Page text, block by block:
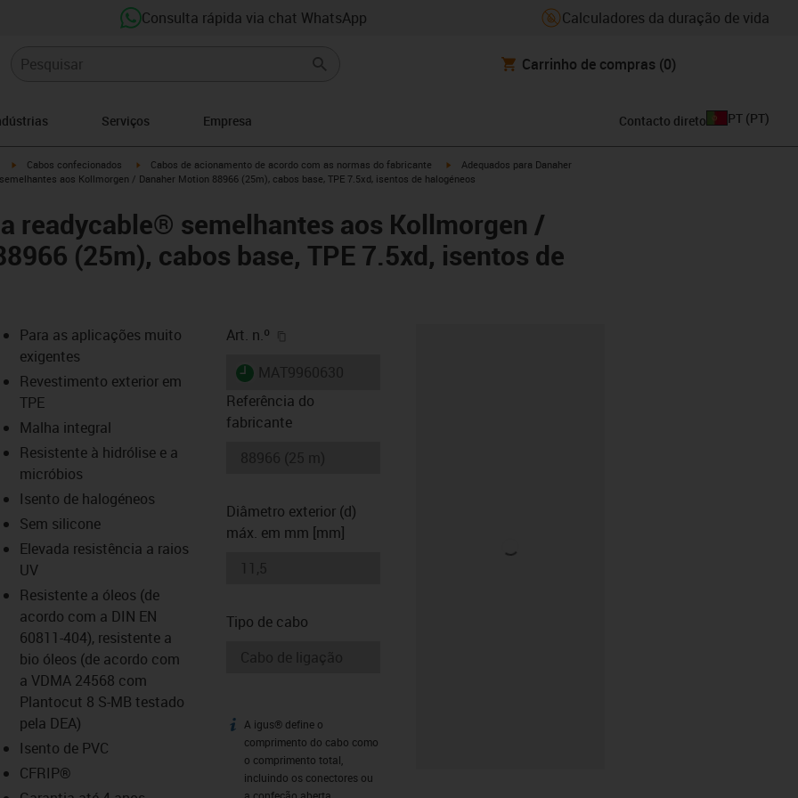
Consulta rápida via chat WhatsApp Calculadores da duração de vida
Carrinho de compras (0)
Serviços Empresa Contacto direto PT (PT)
igus-icon-arrow-right
Cabos confecionados igus-icon-arrow-right
Cabos de acionamento de acordo com as normas do fabricante igus-icon-arrow-right
Adequados para Danaher
aos Kollmorgen / Danaher Motion 88966 (25m), cabos base, TPE 7.5xd, isentos de halogéneos
readycable® semelhantes aos Kollmorgen /
(25m), cabos base, TPE 7.5xd, isentos de
icon-lupe
icon-lupe
Para as aplicações muito
exigentes
Revestimento exterior em
TPE
Malha integral
Resistente à hidrólise e a
micróbios
Isento de halogéneos
Sem silicone
Elevada resistência a raios
UV
Resistente a óleos (de
acordo com a DIN EN
60811-404), resistente a
bio óleos (de acordo com
a VDMA 24568 com
Plantocut 8 S-MB testado
pela DEA)
Isento de PVC
CFRIP®
Art. n.º
igus-icon-lieferzeit
Referência do
fabricante
Diâmetro exterior (d)
máx. em mm [mm]
Tipo de cabo
igus-icon-info
A igus® define o
comprimento do cabo como
o comprimento total,
incluindo os conectores ou